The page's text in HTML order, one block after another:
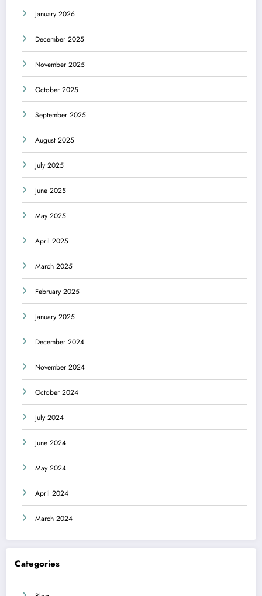
January 2026
December 2025
November 2025
October 2025
September 2025
August 2025
July 2025
June 2025
May 2025
April 2025
March 2025
February 2025
January 2025
December 2024
November 2024
October 2024
July 2024
June 2024
May 2024
April 2024
March 2024
Categories